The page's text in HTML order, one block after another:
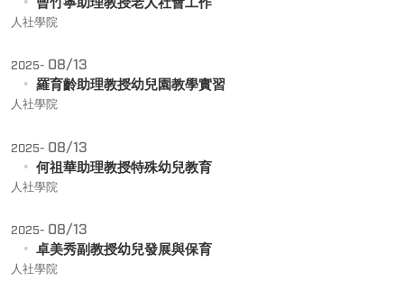
人社學院
2025- 08/13
羅育齡助理教授幼兒園教學實習
人社學院
2025- 08/13
何祖華助理教授特殊幼兒教育
人社學院
2025- 08/13
卓美秀副教授幼兒發展與保育
人社學院